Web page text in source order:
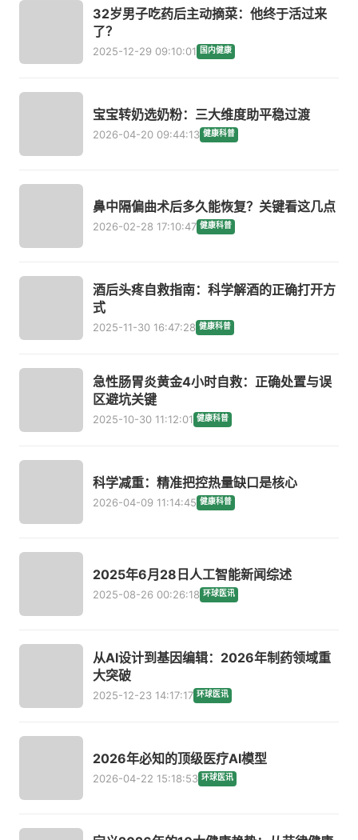
32岁男子吃药后主动摘菜：他终于活过来
了？
2025-12-29 09:10:01 国内健康
宝宝转奶选奶粉：三大维度助平稳过渡
2026-04-20 09:44:13 健康科普
鼻中隔偏曲术后多久能恢复？关键看这几点
2026-02-28 17:10:47 健康科普
酒后头疼自救指南：科学解酒的正确打开方
式
2025-11-30 16:47:28 健康科普
急性肠胃炎黄金4小时自救：正确处置与误
区避坑关键
2025-10-30 11:12:01 健康科普
科学减重：精准把控热量缺口是核心
2026-04-09 11:14:45 健康科普
2025年6月28日人工智能新闻综述
2025-08-26 00:26:18 环球医讯
从AI设计到基因编辑：2026年制药领域重
大突破
2025-12-23 14:17:17 环球医讯
2026年必知的顶级医疗AI模型
2026-04-22 15:18:53 环球医讯